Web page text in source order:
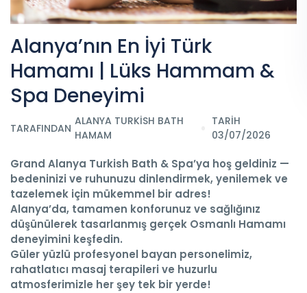
Alanya’nın En İyi Türk
Hamamı | Lüks Hammam &
Spa Deneyimi
TARAFINDAN
ALANYA TURKISH BATH
HAMAM
TARİH
03/07/2026
Grand Alanya Turkish Bath & Spa’ya hoş geldiniz —
bedeninizi ve ruhunuzu dinlendirmek, yenilemek ve
tazelemek için mükemmel bir adres!
Alanya’da, tamamen konforunuz ve sağlığınız
düşünülerek tasarlanmış gerçek Osmanlı Hamamı
deneyimini keşfedin.
Güler yüzlü profesyonel bayan personelimiz,
rahatlatıcı masaj terapileri ve huzurlu
atmosferimizle her şey tek bir yerde!